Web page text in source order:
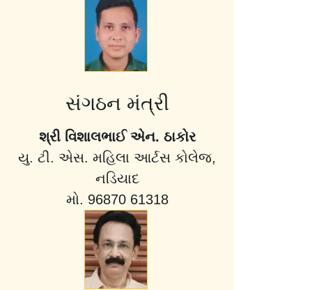
સંગઠન મંત્રી
શ્રી વિશાલભાઈ એન. ઠાકોર
યુ. ટી. એસ. મહિલા આર્ટસ કોલેજ,
નડિયાદ
મો. 96870 61318